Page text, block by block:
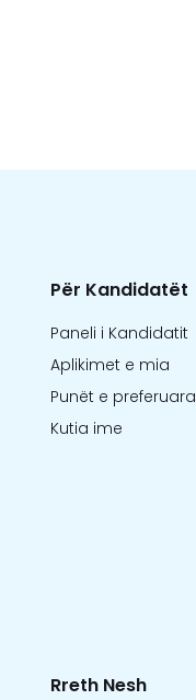
Për Kandidatët
Paneli i Kandidatit
Aplikimet e mia
Punët e preferuara
Kutia ime
Rreth Nesh